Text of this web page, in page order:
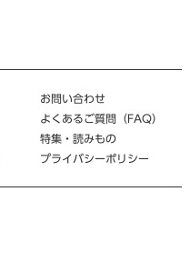
お問い合わせ
よくあるご質問（FAQ）
特集・読みもの
プライバシーポリシー